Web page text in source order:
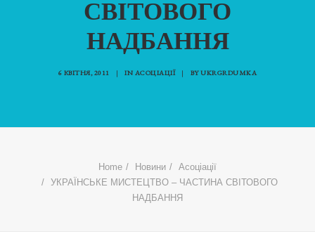
“ВІСНИК”/”ΑΓΓΕΛΙΑΦΌΡΟΣ”
СВІТОВОГО
НАДБАННЯ
6 КВІТНЯ, 2011 | IN АСОЦІАЦІЇ | BYUKRGRDUMKA
Home Новини
Асоціації
УКРАЇНСЬКЕ МИСТЕЦТВО – ЧАСТИНА СВІТОВОГО
НАДБАННЯ